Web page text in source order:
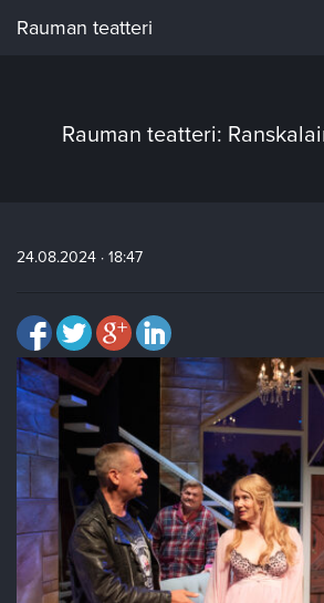
Rauman teatteri
Rauman teatteri:
24.08.2024 · 18:47